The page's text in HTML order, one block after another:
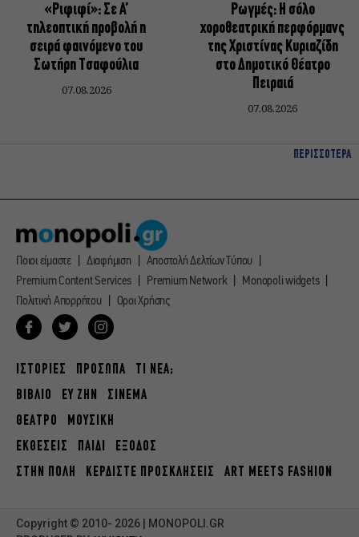
«Ριφιφί»: Σε Α’
τηλεοπτική προβολή η
σειρά φαινόμενο του
Σωτήρη Τσαφούλια
07.08.2026
Ρωγμές: Η σόλο
χοροθεατρική περφόρμανς
της Χριστίνας Κυριαζίδη
στο Δημοτικό Θέατρο
Πειραιά
07.08.2026
ΠΕΡΙΣΣΟΤΕΡΑ
Ποιοι είμαστε Διαφήμιση
Αποστολή Δελτίων Τύπου
Premium Content Services
Premium Network
Monopoli widgets
Πολιτική Απορρήτου
Οροι Χρήσης
ΙΣΤΟΡΙΕΣ ΠΡΟΣΩΠΑ
ΤΙ ΝΕΑ;
ΒΙΒΛΙΟ
ΕΥ ΖΗΝ
ΣΙΝΕΜΑ
ΘΕΑΤΡΟ
ΜΟΥΣΙΚΗ
ΕΚΘΕΣΕΙΣ
ΠΑΙΔΙ
ΕΞΟΔΟΣ
ΣΤΗΝ ΠΟΛΗ
ΚΕΡΔΙΣΤΕ ΠΡΟΣΚΛΗΣΕΙΣ ART MEETS FASHION
Copyright © 2010- 2026 | MONOPOLI.GR